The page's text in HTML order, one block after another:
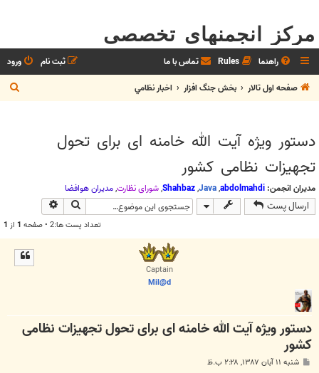
مرکز انجمنهای تخصصی
راهنما Rules تماس با ما ورود
ثبت نام
صفحه اول تالار
بخش جنگ افزار اخبار نظامي
س
دستور ویژه آيت الله خامنه ای برای تحول
تجهیزات نظامی کشور
مدیران انجمن: abdolmahdi
,
Java
,
Shahbaz
,شوراي نظارت,مديران هوافضا
ارسال پست جستجو
تعداد پست ها:2 • صفحه 1 از 1
Captain
Mil@d
دستور ویژه آيت الله خامنه ای برای تحول تجهیزات نظامی
کشور
شنبه ۱۱ آبان ۱۳۸۷, ۲:۲۸ ب.ظ